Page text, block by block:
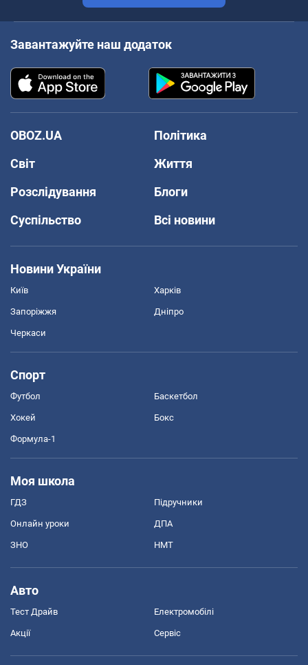
Завантажуйте наш додаток
OBOZ.UA
Політика
Світ
Життя
Розслідування
Блоги
Суспільство
Всі новини
Новини України
Київ Харків
Запоріжжя Дніпро
Черкаси
Спорт
Футбол Баскетбол
Хокей Бокс
Формула-1
Моя школа
ГДЗ Підручники
Онлайн уроки ДПА
ЗНО НМТ
Авто
Тест Драйв Електромобілі
Акції Сервіс